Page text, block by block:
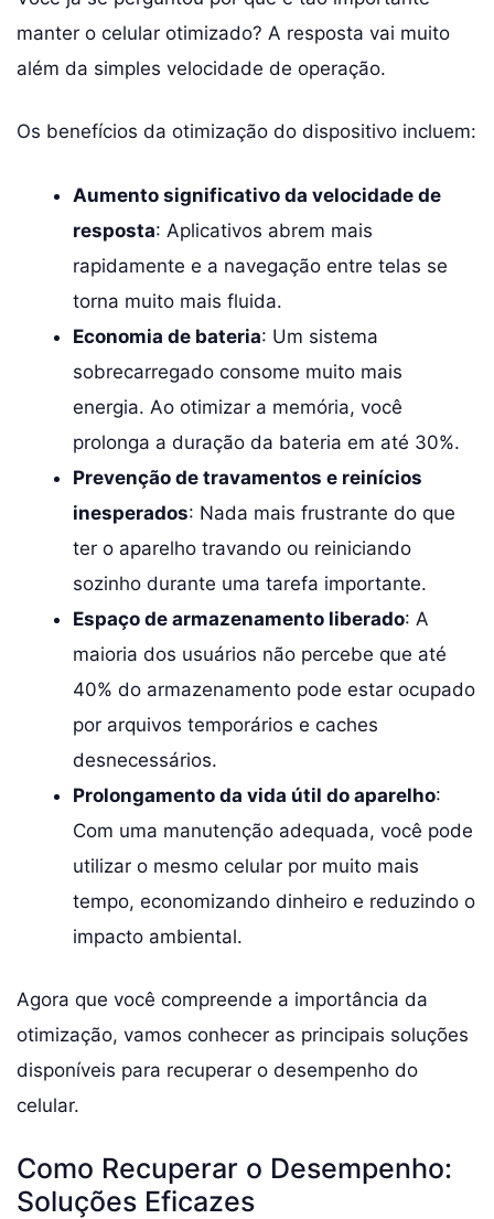
manter o celular otimizado? A resposta vai muito
além da simples velocidade de operação.
Os benefícios da otimização do dispositivo incluem:
Aumento significativo da velocidade de
resposta: Aplicativos abrem mais
rapidamente e a navegação entre telas se
torna muito mais fluida.
Economia de bateria: Um sistema
sobrecarregado consome muito mais
energia. Ao otimizar a memória, você
prolonga a duração da bateria em até 30%.
Prevenção de travamentos e reinícios
inesperados: Nada mais frustrante do que
ter o aparelho travando ou reiniciando
sozinho durante uma tarefa importante.
Espaço de armazenamento liberado: A
maioria dos usuários não percebe que até
40% do armazenamento pode estar ocupado
por arquivos temporários e caches
desnecessários.
Prolongamento da vida útil do aparelho:
Com uma manutenção adequada, você pode
utilizar o mesmo celular por muito mais
tempo, economizando dinheiro e reduzindo o
impacto ambiental.
Agora que você compreende a importância da
otimização, vamos conhecer as principais soluções
disponíveis para recuperar o desempenho do
celular.
Como Recuperar o Desempenho:
Soluções Eficazes